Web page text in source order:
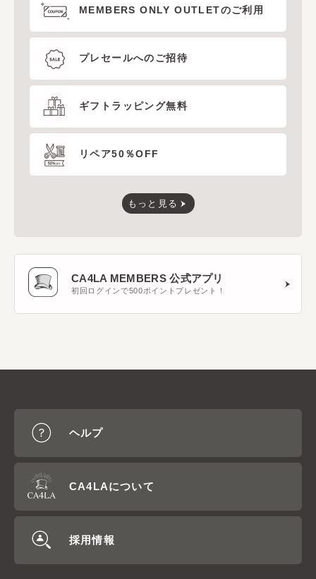
MEMBERS ONLY OUTLETのご利用
プレセールへのご招待
ギフトラッピング無料
リペア50％OFF
もっと見る
CA4LA MEMBERS 公式アプリ
初回ログインで500ポイントプレゼント！
ヘルプ
CA4LAについて
採用情報